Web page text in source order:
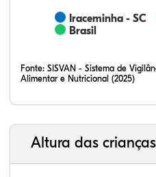
Iraceminha - SC
Brasil
Fonte: SISVAN - Sistema de
Alimentar e Nutricional (2025)
Altura das